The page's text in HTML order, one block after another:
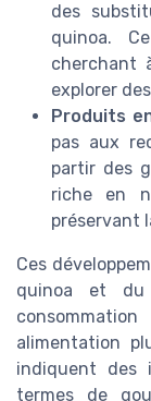
des
quinoa.
cherchant
explorer
Produits
pas aux
partir des
riche en
préservant
Ces
quinoa et du
alimentation
indiquent des
termes de